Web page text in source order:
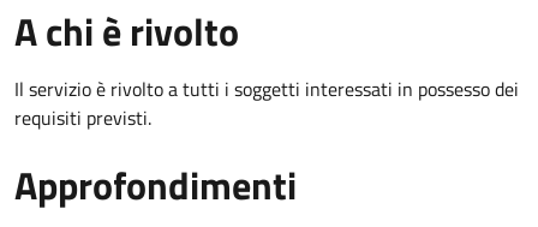
A chi è rivolto
Il servizio è rivolto a tutti i soggetti interessati in possesso dei
requisiti previsti.
Approfondimenti